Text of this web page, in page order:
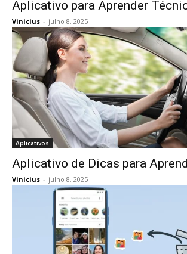
Aplicativo para Aprender
Vinicius - julho 8, 2025
Aplicativos
Aplicativo de Dicas para
Vinicius - julho 8, 2025